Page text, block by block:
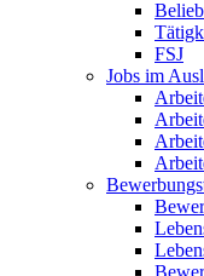
FSJ
Jobs im